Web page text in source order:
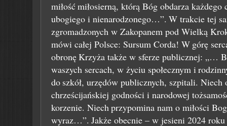
miłośćmiłosierną, którą Bóg obdarza każdego
ubogiego i nienarodzonego…”. W trakcie tej
zgromadzonych w Zakopanem pod Wielką
mówi całej Polsce: Sursum Corda! W górę
obronęKrzyża także w sferze publicznej: „…
waszych sercach, w życiu społecznym i
do szkół, urzędów publicznych, szpitali. Niech
chrześcijańskiej godności i narodowej
korzenie. Niechprzypomina nam o miłości
wyraz…”. Jakże obecnie – w jesieni 2024